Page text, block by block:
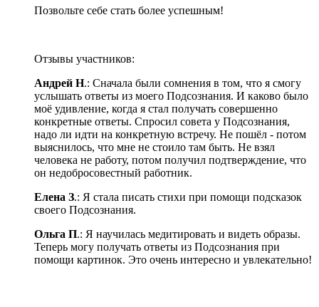
Позвольте себе стать более успешным!
Отзывы участников:
Андрей Н.: Сначала были сомнения в том, что я смогу
услышать ответы из моего Подсознания. И каково было
моё удивление, когда я стал получать совершенно
конкретные ответы. Спросил совета у Подсознания,
надо ли идти на конкретную встречу. Не пошёл - потом
выяснилось, что мне не стоило там быть. Не взял
человека не работу, потом получил подтверждение, что
он недобросовестный работник.
Елена З.: Я стала писать стихи при помощи подсказок
своего Подсознания.
Ольга П.: Я научилась медитировать и видеть образы.
Теперь могу получать ответы из Подсознания при
помощи картинок. Это очень интересно и увлекательно!